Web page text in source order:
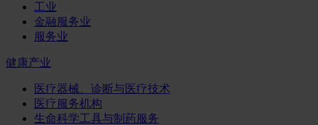
工业
金融服务业
服务业
健康产业
医疗器械、诊断与医疗技术
医疗服务机构
生命科学工具与制药服务